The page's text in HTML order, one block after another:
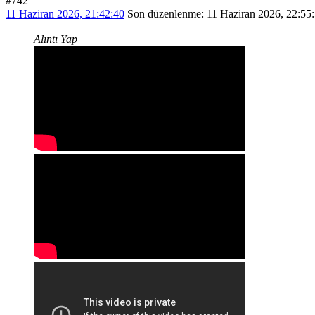
11 Haziran 2026, 21:42:40 Son düzenlenme: 11 Haziran 2026,
Alıntı Yap